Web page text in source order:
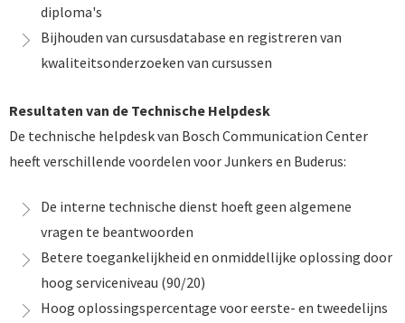
diploma's
Bijhouden van cursusdatabase en registreren van
kwaliteitsonderzoeken van cursussen
Resultaten van de Technische Helpdesk
De technische helpdesk van Bosch Communication Center
heeft verschillende voordelen voor Junkers en Buderus:
De interne technische dienst hoeft geen algemene
vragen te beantwoorden
Betere toegankelijkheid en onmiddellijke oplossing door
hoog serviceniveau (90/20)
Hoog oplossingspercentage voor eerste- en tweedelijns